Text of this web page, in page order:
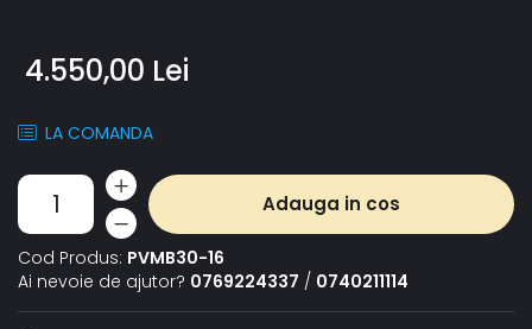
4.550,00 Lei
LA COMANDA
Adauga in cos
Cod Produs: PVMB30-16
Ai nevoie de ajutor? 0769224337 / 0740211114